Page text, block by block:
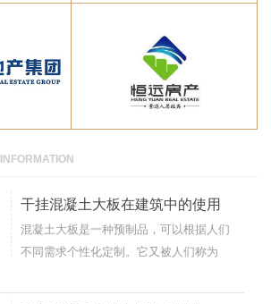
INFORMATION
干挂混凝土大板在建筑中的使用
混凝土大板是一种预制品，可以根据人们
不同需求个性化定制。它又被人们称为